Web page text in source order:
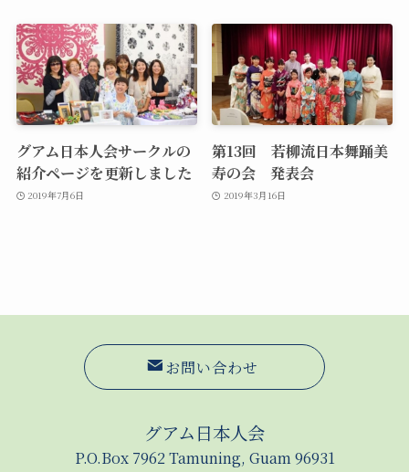
グアム日本人会サークルの
紹介ページを更新しました
2019年7月6日
第13回 若柳流日本舞踊美
寿の会 発表会
2019年3月16日
お問い合わせ
グアム日本人会
P.O.Box 7962 Tamuning, Guam 96931